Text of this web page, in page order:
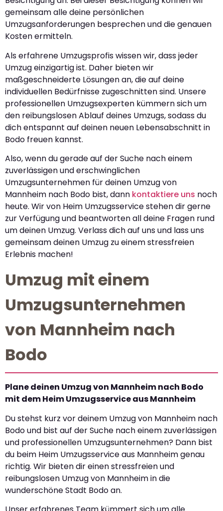
gemeinsam alle deine persönlichen
Umzugsanforderungen besprechen und die genauen
Kosten ermitteln.
Als erfahrene Umzugsprofis wissen wir, dass jeder
Umzug einzigartig ist. Daher bieten wir
maßgeschneiderte Lösungen an, die auf deine
individuellen Bedürfnisse zugeschnitten sind. Unsere
professionellen Umzugsexperten kümmern sich um
den reibungslosen Ablauf deines Umzugs, sodass du
dich entspannt auf deinen neuen Lebensabschnitt in
Bodo freuen kannst.
Also, wenn du gerade auf der Suche nach einem
zuverlässigen und erschwinglichen
Umzugsunternehmen für deinen Umzug von
Mannheim nach Bodo bist, dann kontaktiere uns noch
heute. Wir von Heim Umzugsservice stehen dir gerne
zur Verfügung und beantworten all deine Fragen rund
um deinen Umzug. Verlass dich auf uns und lass uns
gemeinsam deinen Umzug zu einem stressfreien
Erlebnis machen!
Umzug mit einem
Umzugsunternehmen
von Mannheim nach
Bodo
Plane deinen Umzug von Mannheim nach Bodo
mit dem Heim Umzugsservice aus Mannheim
Du stehst kurz vor deinem Umzug von Mannheim nach
Bodo und bist auf der Suche nach einem zuverlässigen
und professionellen Umzugsunternehmen? Dann bist
du beim Heim Umzugsservice aus Mannheim genau
richtig. Wir bieten dir einen stressfreien und
reibungslosen Umzug von Mannheim in die
wunderschöne Stadt Bodo an.